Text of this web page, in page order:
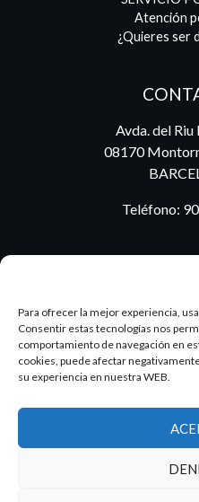
Para ofrecer la mejor experiencia,
Consentir estas tecnologías nos
comportamiento de navegación en
cookies, puede afectar
su experiencia en nuestra WEB.
Atención
¿Quieres ser
Avda. del
08170
Teléfono:
2026 Dake. Todos los